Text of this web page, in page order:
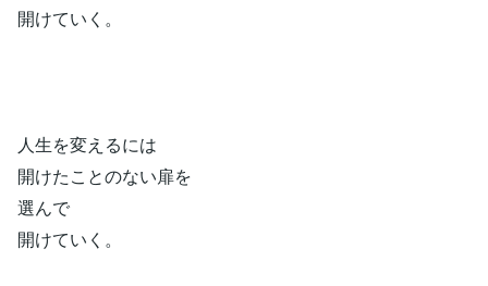
開けていく。
人生を変えるには
開けたことのない扉を
選んで
開けていく。